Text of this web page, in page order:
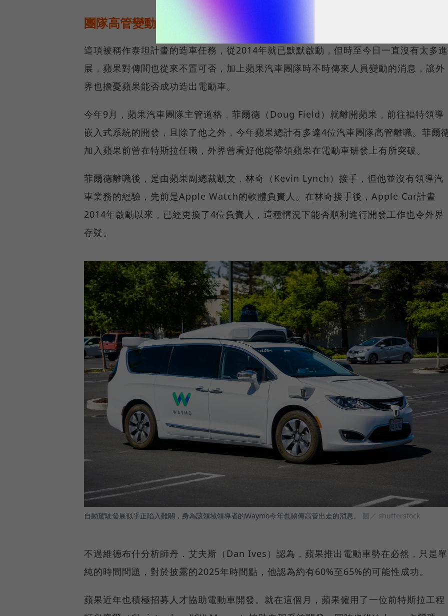
團隊高管變動不斷，蘋果積極網羅人才加入電動車研發
這項被稱作泰坦計畫的造車任務，從2014年就已默默啟動，但時至今日一直沒有太多進
展，蘋果對傳聞也從來不置可否，加上蘋果汽車團隊時不時傳來人員變動的消息，讓外
界也擔憂蘋果能否成功造出電動車。
今年9月，蘋果汽車團隊主管道格．菲爾德（Doug Field）就離開蘋果，前往福特領導
嵌入式系統的開發，且除了他之外，今年蘋果總計有多達4位汽車團隊高管離職。菲爾
加入蘋果前曾在特斯拉任職，外界曾看好他能帶領蘋果在電動車研發上有所突破。
菲爾德離職後，是由蘋果副總裁凱文．林奇（Kevin Lynch）接手，但他並沒有領導汽
車業務的經驗，先前是Apple Watch的軟體負責人。在林奇接手後，Apple Car計畫
2014年啟動以來，已經更換了4位負責人，這種情況下能否順利進行開發工作也令外界
存疑。
自動駕駛發展似乎正陷入難關，身為該領域領導者的Waymo今年也頻傳高管出走的消息。 圖／ shutterstock
不過維德布什分析師丹．艾夫斯（Dan Ives）認為，蘋果推出電動車勢在必然，只是單
純的時間問題，對於披露的2025年時間點，他認為約有60%至65%的可能性成功。
蘋果近年也積極招募人才協助電動車開發。就在這個月，蘋果僱用了一位前特斯拉工程